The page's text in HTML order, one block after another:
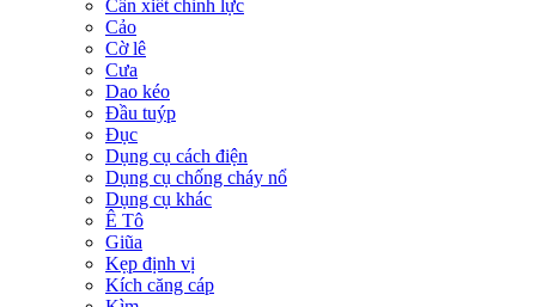
Cần xiết chỉnh lực
Cảo
Cờ lê
Cưa
Dao kéo
Đầu tuýp
Đục
Dụng cụ cách điện
Dụng cụ chống cháy nổ
Dụng cụ khác
Ê Tô
Giũa
Kẹp định vị
Kích căng cáp